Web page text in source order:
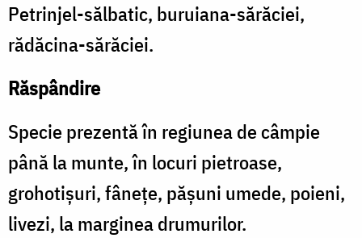
Petrinjel-sălbatic, buruiana-sărăciei,
rădăcina-sărăciei.
Răspândire
Specie prezentă în regiunea de câmpie
până la munte, în locuri pietroase,
grohotişuri, fâneţe, păşuni umede, poieni,
livezi, la marginea drumurilor.